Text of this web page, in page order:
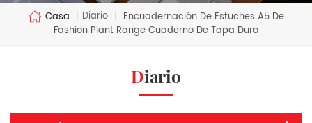
Casa | Diario | Encuadernación De Estuches A5 De
Fashion Plant Range Cuaderno De Tapa Dura
Diario